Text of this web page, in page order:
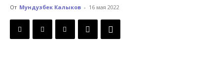
От Мундузбек Калыков - 16 мая 2022